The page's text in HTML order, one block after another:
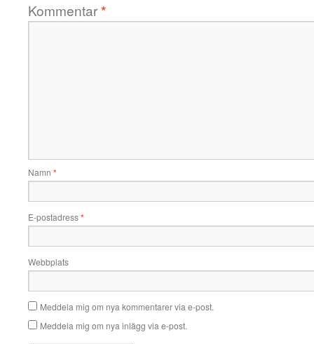
Kommentar*
Namn *
E-postadress*
Webbplats
Meddela mig om nya kommentarer via e-post.
Meddela mig om nya inlägg via e-post.